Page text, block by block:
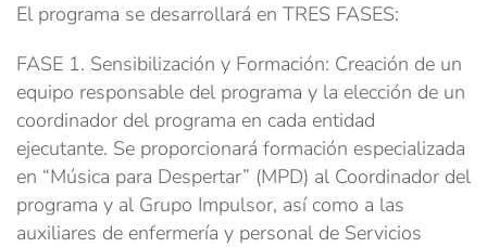
El programa se desarrollará en TRES FASES:
FASE 1. Sensibilización y Formación: Creación de un
equipo responsable del programa y la elección de un
coordinador del programa en cada entidad
ejecutante. Se proporcionará formación especializada
en “Música para Despertar” (MPD) al Coordinador del
programa y al Grupo Impulsor, así como a las
auxiliares de enfermería y personal de Servicios